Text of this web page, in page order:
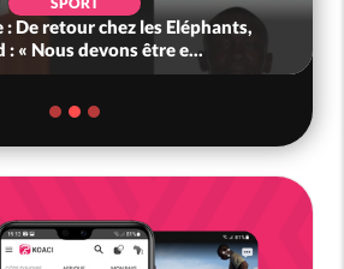
De retour chez les Eléphants,
: « Nous devons être e...